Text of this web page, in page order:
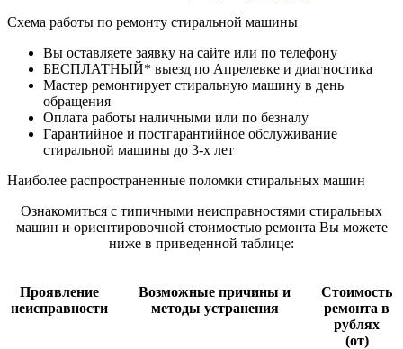
Схема работы по ремонту стиральной машины
Вы оставляете заявку на сайте или по телефону
БЕСПЛАТНЫЙ* выезд по Апрелевке и диагностика
Мастер ремонтирует стиральную машину в день
обращения
Оплата работы наличными или по безналу
Гарантийное и постгарантийное обслуживание
стиральной машины до 3-х лет
Наиболее распространенные поломки стиральных машин
Ознакомиться с типичными неисправностями стиральных
машин и ориентировочной стоимостью ремонта Вы можете
ниже в приведенной таблице:
Проявление
неисправности
Возможные причины и
методы устранения
Стоимость
ремонта в
рублях
(от)